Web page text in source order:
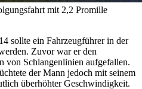
mit 2,2 Promille
sollte ein Fahrzeugführer in der
Zuvor war er den
von Schlangenlinien aufgefallen.
der Mann jedoch mit seinem
überhöhter Geschwindigkeit.